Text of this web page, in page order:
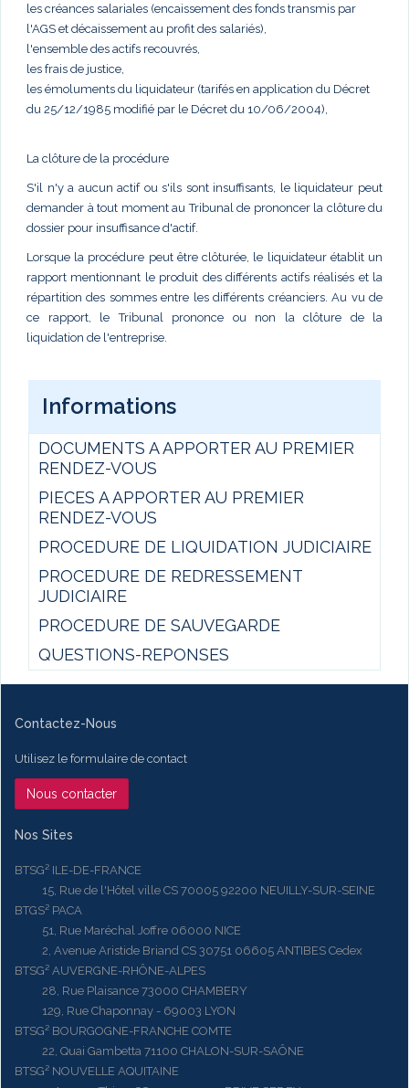
les créances salariales (encaissement des fonds transmis par
l'AGS et décaissement au profit des salariés),
l'ensemble des actifs recouvrés,
les frais de justice,
les émoluments du liquidateur (tarifés en application du Décret
du 25/12/1985 modifié par le Décret du 10/06/2004),
La clôture de la procédure
S'il n'y a aucun actif ou s'ils sont insuffisants, le liquidateur peut
demander à tout moment au Tribunal de prononcer la clôture du
dossier pour insuffisance d'actif.
Lorsque la procédure peut être clôturée, le liquidateur établit un
rapport mentionnant le produit des différents actifs réalisés et la
répartition des sommes entre les différents créanciers. Au vu de
ce rapport, le Tribunal prononce ou non la clôture de la
liquidation de l'entreprise.
Informations
DOCUMENTS A APPORTER AU PREMIER
RENDEZ-VOUS
PIECES A APPORTER AU PREMIER
RENDEZ-VOUS
PROCEDURE DE LIQUIDATION JUDICIAIRE
PROCEDURE DE REDRESSEMENT
JUDICIAIRE
PROCEDURE DE SAUVEGARDE
QUESTIONS-REPONSES
Contactez-Nous
Utilisez le formulaire de contact
Nous contacter
Nos Sites
BTSG² ILE-DE-FRANCE
15, Rue de l'Hôtel ville CS 70005 92200 NEUILLY-SUR-SEINE
BTGS² PACA
51, Rue Maréchal Joffre 06000 NICE
2, Avenue Aristide Briand CS 30751 06605 ANTIBES Cedex
BTSG² AUVERGNE-RHÔNE-ALPES
28, Rue Plaisance 73000 CHAMBERY
129, Rue Chaponnay - 69003 LYON
BTSG² BOURGOGNE-FRANCHE COMTE
22, Quai Gambetta 71100 CHALON-SUR-SAÔNE
BTSG² NOUVELLE AQUITAINE